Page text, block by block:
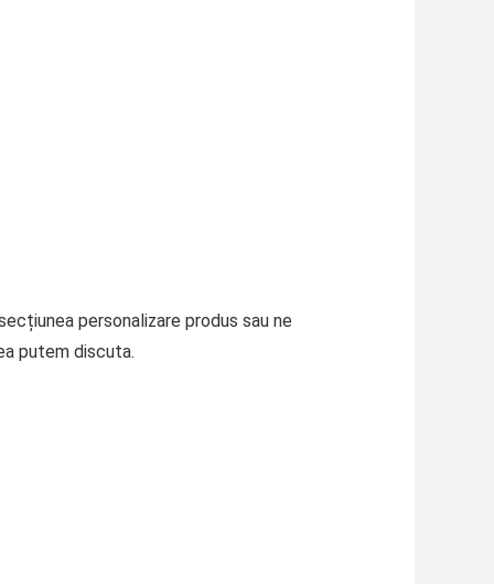
personalizare produs sau ne
putem discuta.